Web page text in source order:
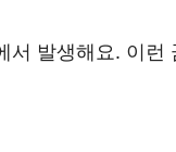
발생해요. 이런